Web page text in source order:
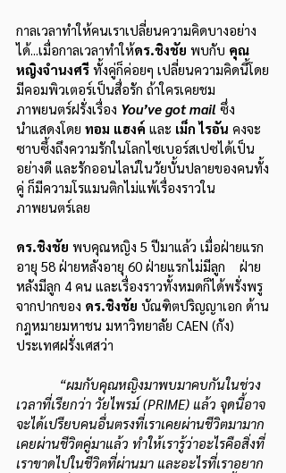
กาลเวลาทำให้คนเราเปลี่ยนความคิดบางอย่าง
ได้...เมื่อกาลเวลาทำให้ดร.ชิงชัย พบกับ คุณ
หญิงจำนงศรี ทั้งคู่ก็ค่อยๆ เปลี่ยนความคิดนี้โดย
มีคอมพิวเตอร์เป็นสื่อรัก ถ้าใครเคยชม
ภาพยนตร์ฝรั่งเรื่อง You’ve got mail ซึ่ง
นำแสดงโดย ทอม แฮงค์ และ เม็ก ไรอัน คงจะ
ซาบซึ้งถึงความรักในโลกไซเบอร์สเปซได้เป็น
อย่างดี และรักออนไลน์ในวัยบั้นปลายของคนทั้ง
คู่ ก็มีความโรแมนติกไม่แพ้เรื่องราวใน
ภาพยนตร์เลย
ดร.ชิงชัย พบคุณหญิง 5 ปีมาแล้ว เมื่อฝ่ายแรก
อายุ 58 ฝ่ายหลังอายุ 60 ฝ่ายแรกไม่มีลูก    ฝ่าย
หลังมีลูก 4 คน และเรื่องราวทั้งหมดก็ได้พรั่งพรู
จากปากของ ดร.ชิงชัย บัณฑิตปริญญาเอก ด้าน
กฎหมายมหาชน มหาวิทยาลัย CAEN (กัง)
ประเทศฝรั่งเศสว่า
“ผมกับคุณหญิงมาพบมาคบกันในช่วง
เวลาที่เรียกว่า วัยไพรม์ (PRIME) แล้ว จุดนี้อาจ
จะได้เปรียบคนอื่นตรงที่เราเคยผ่านชีวิตมามาก
เคยผ่านชีวิตคู่มาแล้ว ทำให้เรารู้ว่าอะไรคือสิ่งที่
เราขาดไปในชีวิตที่ผ่านมา และอะไรที่เราอยาก